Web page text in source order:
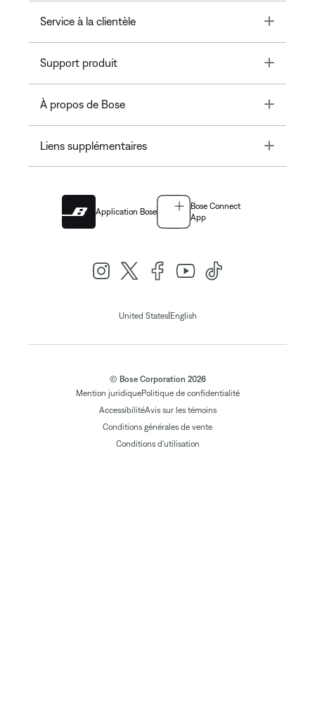
Service à la clientèle Toggle
Support produit Toggle
À propos de Bose Toggle
Liens supplémentaires Toggle
Application Bose
Bose Connect
App
United States| English
© Bose Corporation 2026
Mention juridiquePolitique de confidentialité
AccessibilitéAvis sur les témoins
Conditions générales de vente
Conditions d'utilisation